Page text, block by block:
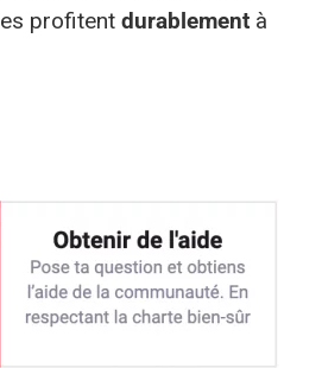
profitent durablement à